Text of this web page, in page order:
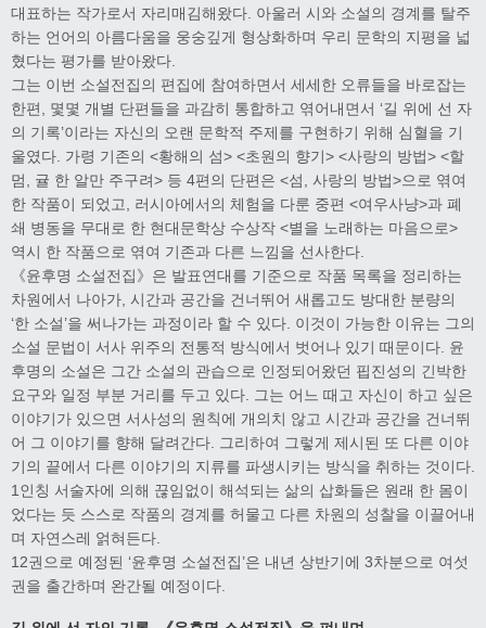
대표하는 작가로서 자리매김해왔다. 아울러 시와 소설의 경계를 탈주
하는 언어의 아름다움을 웅숭깊게 형상화하며 우리 문학의 지평을 넓
혔다는 평가를 받아왔다.
그는 이번 소설전집의 편집에 참여하면서 세세한 오류들을 바로잡는
한편, 몇몇 개별 단편들을 과감히 통합하고 엮어내면서 ‘길 위에 선 자
의 기록’이라는 자신의 오랜 문학적 주제를 구현하기 위해 심혈을 기
울였다. 가령 기존의 <황해의 섬> <초원의 향기> <사랑의 방법> <할
멈, 귤 한 알만 주구려> 등 4편의 단편은 <섬, 사랑의 방법>으로 엮여
한 작품이 되었고, 러시아에서의 체험을 다룬 중편 <여우사냥>과 폐
쇄 병동을 무대로 한 현대문학상 수상작 <별을 노래하는 마음으로>
역시 한 작품으로 엮여 기존과 다른 느낌을 선사한다.
《윤후명 소설전집》은 발표연대를 기준으로 작품 목록을 정리하는
차원에서 나아가, 시간과 공간을 건너뛰어 새롭고도 방대한 분량의
‘한 소설’을 써나가는 과정이라 할 수 있다. 이것이 가능한 이유는 그의
소설 문법이 서사 위주의 전통적 방식에서 벗어나 있기 때문이다. 윤
후명의 소설은 그간 소설의 관습으로 인정되어왔던 핍진성의 긴박한
요구와 일정 부분 거리를 두고 있다. 그는 어느 때고 자신이 하고 싶은
이야기가 있으면 서사성의 원칙에 개의치 않고 시간과 공간을 건너뛰
어 그 이야기를 향해 달려간다. 그리하여 그렇게 제시된 또 다른 이야
기의 끝에서 다른 이야기의 지류를 파생시키는 방식을 취하는 것이다.
1인칭 서술자에 의해 끊임없이 해석되는 삶의 삽화들은 원래 한 몸이
었다는 듯 스스로 작품의 경계를 허물고 다른 차원의 성찰을 이끌어내
며 자연스레 얽혀든다.
12권으로 예정된 ‘윤후명 소설전집’은 내년 상반기에 3차분으로 여섯
권을 출간하며 완간될 예정이다.